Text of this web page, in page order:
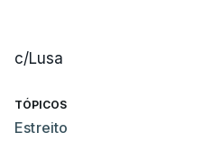
c/Lusa
TÓPICOS
Estreito